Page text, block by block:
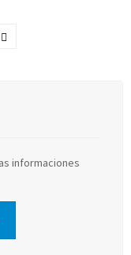
informaciones